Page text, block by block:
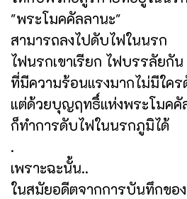
"พระโมคคัลลานะ"
สามารถลงไปดับไฟในนรก
ไฟนรกเขาเรียก ไฟบรรลัยกัน
ที่มีความร้อนแรงมากไม่มีใค
แต่ด้วยบุญฤทธิ์แห่งพระโมคคั
ก็ทำการดับไฟในนรกภูมิได้
.
เพราะฉะนั้น..
ในสมัยอดีตจากการบันทึกขอ